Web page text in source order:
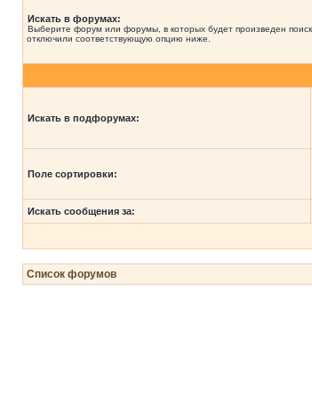
Искать в форумах:
Выберите форум или форумы, в которых будет произведен
отключили соответствующую опцию ниже.
Искать в подфорумах:
Поле сортировки:
Искать сообщения за:
Список форумов